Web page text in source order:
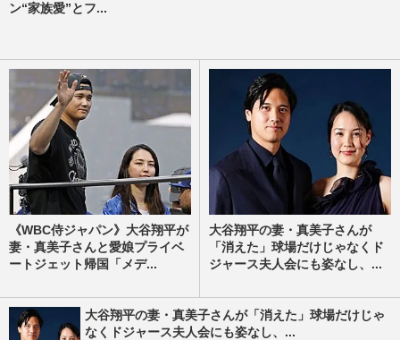
ン“家族愛”とフ...
《WBC侍ジャパン》大谷翔平が
妻・真美子さんと愛娘プライベ
ートジェット帰国「メデ...
大谷翔平の妻・真美子さんが
「消えた」球場だけじゃなくド
ジャース夫人会にも姿なし、...
大谷翔平の妻・真美子さんが「消えた」球場だけじゃ
なくドジャース夫人会にも姿なし、...